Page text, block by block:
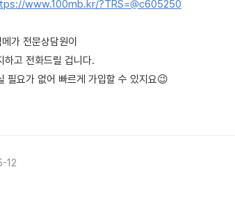
www.100mb.kr/?TRS=@c605250
가 전문상담원이
하고 전화드릴 겁니다.
필요가 없어 빠르게 가입할 수 있지요😉
12